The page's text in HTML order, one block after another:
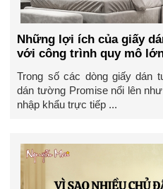
Những lợi ích của giấy
với công trình quy mô
Trong số các dòng giấy dán
dán tường Promise nổi lên
nhập khẩu trực tiếp ...